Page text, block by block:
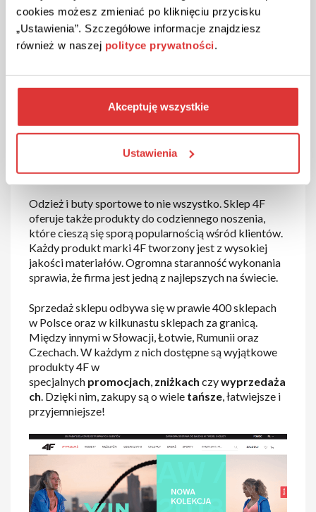
cookies możesz zmieniać po kliknięciu przycisku
„Ustawienia”. Szczegółowe informacje znajdziesz
również w naszej polityce prywatności.
Akceptuję wszystkie
Ustawienia
akcesoria. Znacznie ułatwiają one jego wykonywanie
oraz poprawiają komfort i bezpieczeństwo.
Dzięki sklepowi 4F, masz dostęp do wszelkiego
przeznaczone do wybranych dyscyplin sportowych.
Sprawią one, że na każdym treningu poczujesz się, jak
profesjonalista. W ofercie sklepu znajdziesz między
innymi bluzy, swetry, spodnie, buty czy akcesoria.
Sprawisz, że Twoje treningi będą jeszcze
przyjemniejsze.
Odzież i buty sportowe to nie wszystko. Sklep 4F
oferuje także produkty do codziennego noszenia,
które cieszą się sporą popularnością wśród klientów.
Każdy produkt marki 4F tworzony jest z wysokiej
jakości materiałów. Ogromna staranność wykonania
sprawia, że firma jest jedną z najlepszych na świecie.
Sprzedaż sklepu odbywa się w prawie 400 sklepach
w Polsce oraz w kilkunastu sklepach za granicą.
Między innymi w Słowacji, Łotwie, Rumunii oraz
Czechach. W każdym z nich dostępne są wyjątkowe
produkty 4F w
specjalnych promocjach, zniżkach czywyprzedaża
ch. Dzięki nim, zakupy są o wiele tańsze, łatwiejsze i
przyjemniejsze!